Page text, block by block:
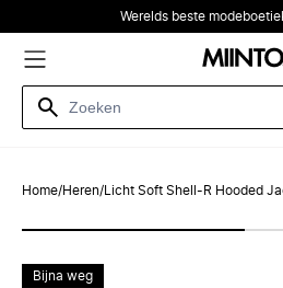
Werelds beste
Home/Heren/ Licht Soft Shell-R Hooded
Bijna weg